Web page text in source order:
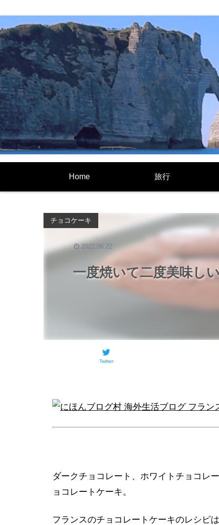
Home 旅行
一度焼いて二度美味し
チョコケーキ
Twitter
2022.06.22
ダークチョコレート、ホワイトチョコレ
ョコレートケーキ。
フランスのチョコレートケーキのレシピ